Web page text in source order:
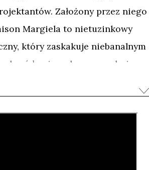
Założony przez niego
Margiela to nietuzinkowy
który zaskakuje niebanalnym
ubrań łamiących powszechnie
obszerne formy, pop-artowe
wzory ubrań przeczące